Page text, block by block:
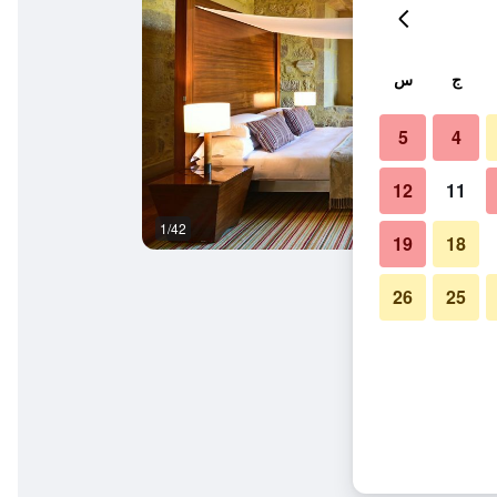
1/42
ج س
4
5
11
12
18
19
25
26